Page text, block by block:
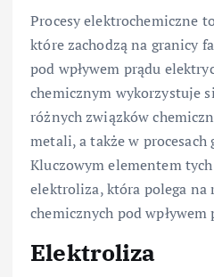
Procesy elektrochemiczne
które zachodzą na granicy
pod wpływem prądu
chemicznym wykorzystuje
różnych związków
metali, a także w procesach
Kluczowym elementem
elektroliza, która polega na
chemicznych pod
Elektroliza